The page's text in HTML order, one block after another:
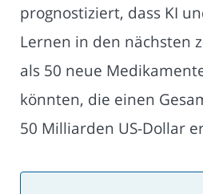
prognostiziert, dass KI
Lernen in den nächsten
als 50 neue
könnten, die einen
50 Milliarden US-Dollar